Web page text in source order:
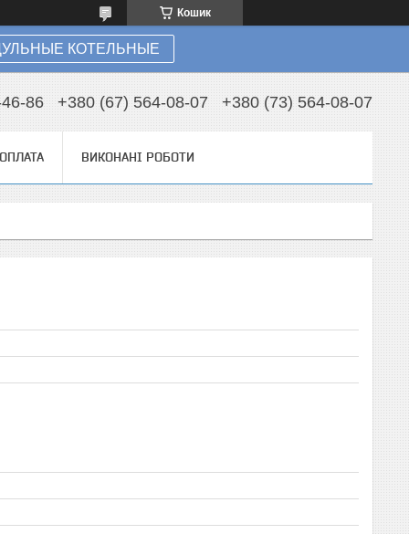
Кошик
КОТЕЛЬНЫЕ
86 +380 (67) 564-08-07 +380 (73) 564-08-07
ВИКОНАНІ РОБОТИ